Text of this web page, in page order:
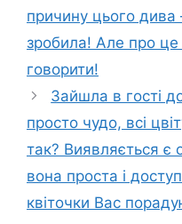
причину цього дива
зробила! Але про
говорити!
Зайшла в гості
просто чудо, всі
так? Виявляється є
вона проста і
квіточки Вас